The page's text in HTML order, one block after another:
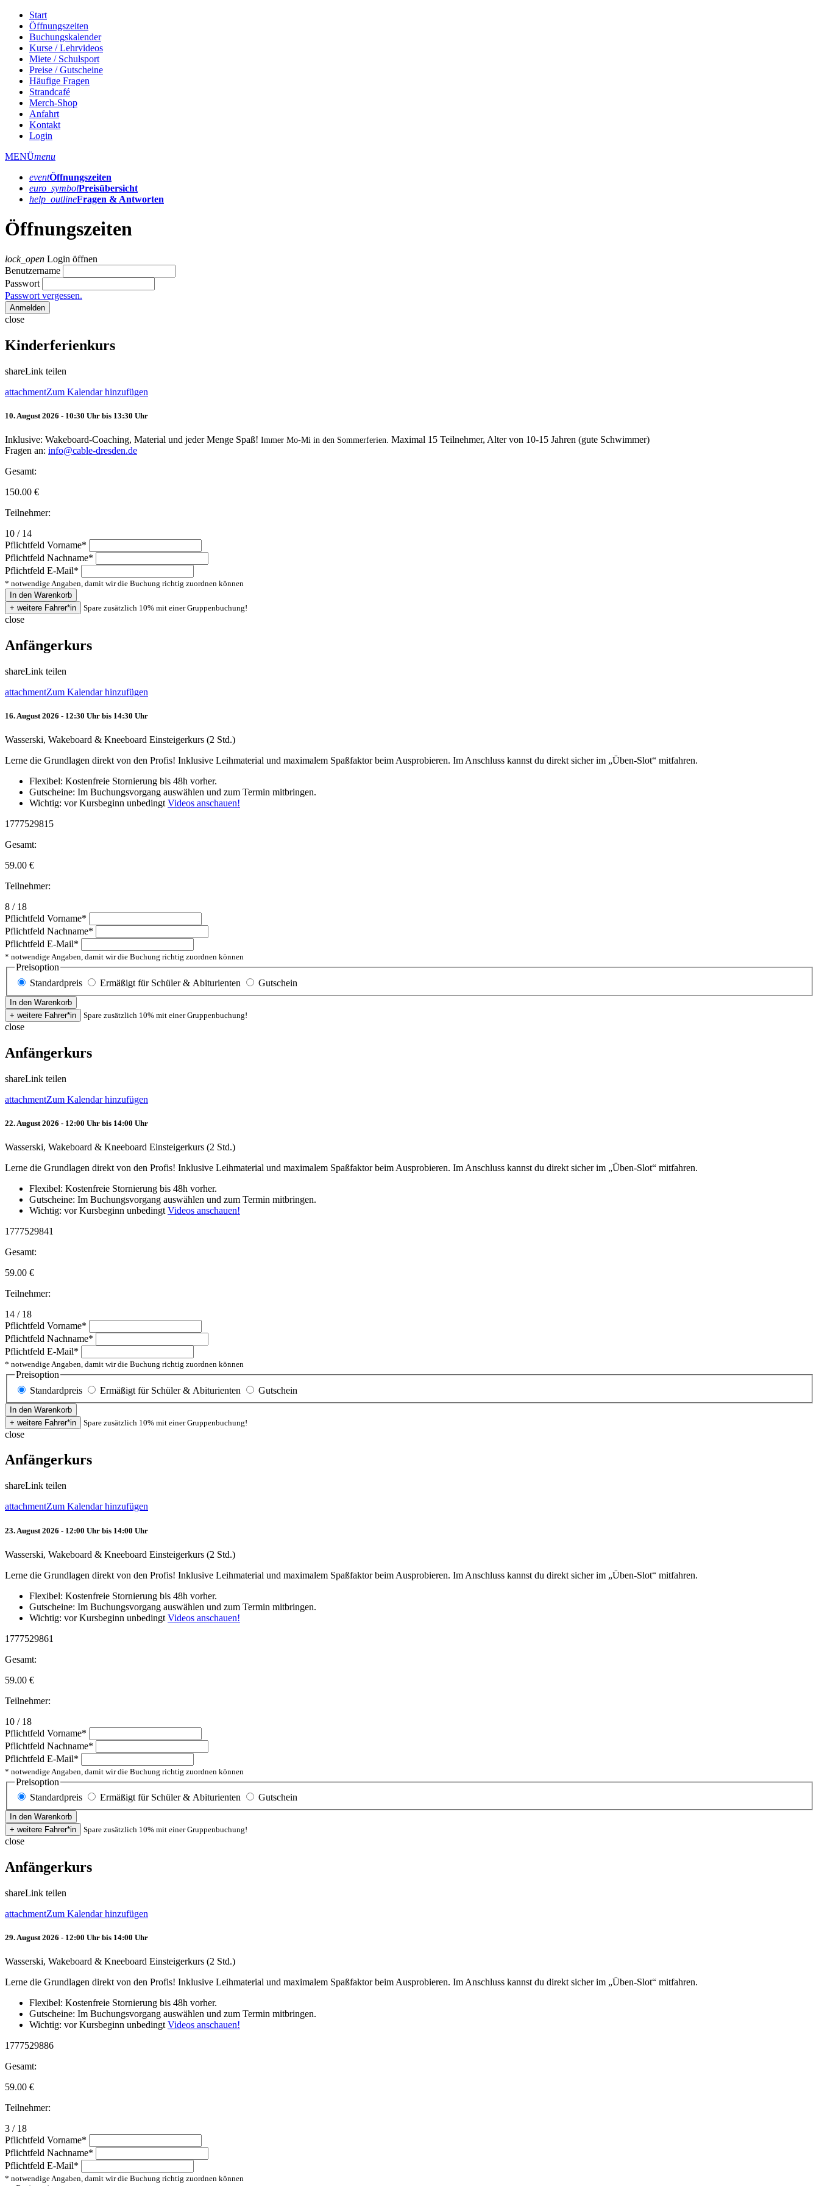
Start
Öffnungszeiten
Buchungskalender
Kurse / Lehrvideos
Miete / Schulsport
Preise / Gutscheine
Häufige Fragen
Strandcafé
Merch-Shop
Anfahrt
Kontakt
Login
MENÜmenu
eventÖffnungs­zeiten
euro_symbolPreis­übersicht
help_outlineFragen & Antworten
Öffnungszeiten
lock_open Login öffnen
Benutzername
Passwort
Passwort vergessen.
Anmelden
close
Kinderferienkurs
shareLink teilen
attachmentZum Kalendar hinzufügen
10. August 2026 - 10:30 Uhr bis 13:30 Uhr
Inklusive: Wakeboard-Coaching, Material und jeder Menge Spaß! Immer Mo-Mi in den Sommerferien. Maximal 15 Teilnehmer, Alter von 10-15 Jahren (gute Schwimmer)
Fragen an: info@cable-dresden.de
Gesamt:
150.00 €
Teilnehmer:
10 / 14
Pflichtfeld Vorname*
Pflichtfeld Nachname*
Pflichtfeld E-Mail*
* notwendige Angaben, damit wir die Buchung richtig zuordnen können
Spare zusätzlich 10% mit einer Gruppenbuchung!
close
Anfängerkurs
shareLink teilen
attachmentZum Kalendar hinzufügen
16. August 2026 - 12:30 Uhr bis 14:30 Uhr
Wasserski, Wakeboard & Kneeboard Einsteigerkurs (2 Std.)
Lerne die Grundlagen direkt von den Profis! Inklusive Leihmaterial und maximalem Spaßfaktor beim Ausprobieren. Im Anschluss kannst du direkt sicher im „Üben-Slot“ mitfahren.
Flexibel: Kostenfreie Stornierung bis 48h vorher.
Gutscheine: Im Buchungsvorgang auswählen und zum Termin mitbringen.
Wichtig: vor Kursbeginn unbedingt Videos anschauen!
1777529815
Gesamt:
59.00 €
Teilnehmer:
8 / 18
Pflichtfeld Vorname*
Pflichtfeld Nachname*
Pflichtfeld E-Mail*
* notwendige Angaben, damit wir die Buchung richtig zuordnen können
Preisoption
Standardpreis
Ermäßigt für Schüler & Abiturienten Gutschein
Spare zusätzlich 10% mit einer Gruppenbuchung!
close
Anfängerkurs
shareLink teilen
attachmentZum Kalendar hinzufügen
22. August 2026 - 12:00 Uhr bis 14:00 Uhr
Wasserski, Wakeboard & Kneeboard Einsteigerkurs (2 Std.)
Lerne die Grundlagen direkt von den Profis! Inklusive Leihmaterial und maximalem Spaßfaktor beim Ausprobieren. Im Anschluss kannst du direkt sicher im „Üben-Slot“ mitfahren.
Flexibel: Kostenfreie Stornierung bis 48h vorher.
Gutscheine: Im Buchungsvorgang auswählen und zum Termin mitbringen.
Wichtig: vor Kursbeginn unbedingt Videos anschauen!
1777529841
Gesamt:
59.00 €
Teilnehmer:
14 / 18
Pflichtfeld Vorname*
Pflichtfeld Nachname*
Pflichtfeld E-Mail*
* notwendige Angaben, damit wir die Buchung richtig zuordnen können
Preisoption
Standardpreis
Ermäßigt für Schüler & Abiturienten Gutschein
Spare zusätzlich 10% mit einer Gruppenbuchung!
close
Anfängerkurs
shareLink teilen
attachmentZum Kalendar hinzufügen
23. August 2026 - 12:00 Uhr bis 14:00 Uhr
Wasserski, Wakeboard & Kneeboard Einsteigerkurs (2 Std.)
Lerne die Grundlagen direkt von den Profis! Inklusive Leihmaterial und maximalem Spaßfaktor beim Ausprobieren. Im Anschluss kannst du direkt sicher im „Üben-Slot“ mitfahren.
Flexibel: Kostenfreie Stornierung bis 48h vorher.
Gutscheine: Im Buchungsvorgang auswählen und zum Termin mitbringen.
Wichtig: vor Kursbeginn unbedingt Videos anschauen!
1777529861
Gesamt:
59.00 €
Teilnehmer:
10 / 18
Pflichtfeld Vorname*
Pflichtfeld Nachname*
Pflichtfeld E-Mail*
* notwendige Angaben, damit wir die Buchung richtig zuordnen können
Preisoption
Standardpreis
Ermäßigt für Schüler & Abiturienten Gutschein
Spare zusätzlich 10% mit einer Gruppenbuchung!
close
Anfängerkurs
shareLink teilen
attachmentZum Kalendar hinzufügen
29. August 2026 - 12:00 Uhr bis 14:00 Uhr
Wasserski, Wakeboard & Kneeboard Einsteigerkurs (2 Std.)
Lerne die Grundlagen direkt von den Profis! Inklusive Leihmaterial und maximalem Spaßfaktor beim Ausprobieren. Im Anschluss kannst du direkt sicher im „Üben-Slot“ mitfahren.
Flexibel: Kostenfreie Stornierung bis 48h vorher.
Gutscheine: Im Buchungsvorgang auswählen und zum Termin mitbringen.
Wichtig: vor Kursbeginn unbedingtVideos anschauen!
1777529886
Gesamt:
59.00 €
Teilnehmer:
3 / 18
Pflichtfeld Vorname*
Pflichtfeld Nachname*
Pflichtfeld E-Mail*
* notwendige Angaben, damit wir die Buchung richtig zuordnen können